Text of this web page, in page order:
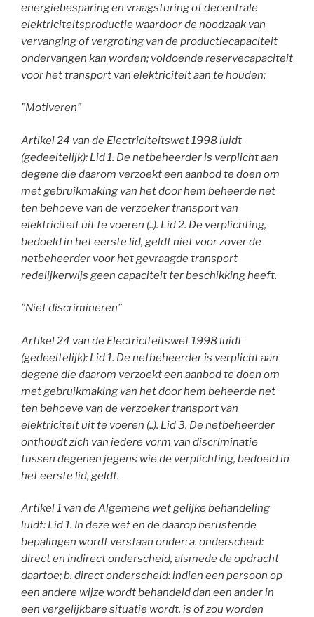
energiebesparing en vraagsturing of decentrale
elektriciteitsproductie waardoor de noodzaak van
vervanging of vergroting van de productiecapaciteit
ondervangen kan worden; voldoende reservecapaciteit
voor het transport van elektriciteit aan te houden;
”Motiveren”
Artikel 24 van de Electriciteitswet 1998 luidt
(gedeeltelijk): Lid 1. De netbeheerder is verplicht aan
degene die daarom verzoekt een aanbod te doen om
met gebruikmaking van het door hem beheerde net
ten behoeve van de verzoeker transport van
elektriciteit uit te voeren (..). Lid 2. De verplichting,
bedoeld in het eerste lid, geldt niet voor zover de
netbeheerder voor het gevraagde transport
redelijkerwijs geen capaciteit ter beschikking heeft.
”Niet discrimineren”
Artikel 24 van de Electriciteitswet 1998 luidt
(gedeeltelijk): Lid 1. De netbeheerder is verplicht aan
degene die daarom verzoekt een aanbod te doen om
met gebruikmaking van het door hem beheerde net
ten behoeve van de verzoeker transport van
elektriciteit uit te voeren (..). Lid 3. De netbeheerder
onthoudt zich van iedere vorm van discriminatie
tussen degenen jegens wie de verplichting, bedoeld in
het eerste lid, geldt.
Artikel 1 van de Algemene wet gelijke behandeling
luidt: Lid 1. In deze wet en de daarop berustende
bepalingen wordt verstaan onder: a. onderscheid:
direct en indirect onderscheid, alsmede de opdracht
daartoe; b. direct onderscheid: indien een persoon op
een andere wijze wordt behandeld dan een ander in
een vergelijkbare situatie wordt, is of zou worden